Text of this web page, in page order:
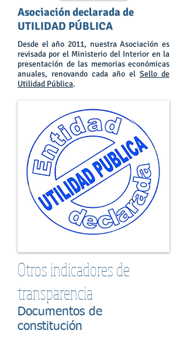
Asociación declarada de
UTILIDAD PÚBLICA
Desde el año 2011, nuestra Asociación es
revisada por el Ministerio del Interior en la
presentación de las memorias económicas
anuales, renovando cada año el Sello de
Utilidad Pública.
Otros indicadores de
transparencia
Documentos de
constitución